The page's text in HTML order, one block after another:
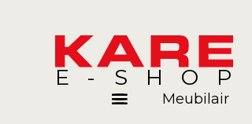
E-SHOP
Meubilair